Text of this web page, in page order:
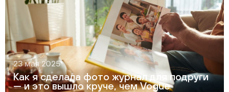
23 мая 2025
Как я сделала фото журнал для подруги
— и это вышло круче, чем Vogue